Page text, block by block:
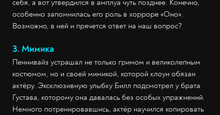
себя, а вот утвердился в амплуа чуть позднее. Конечно,
особенно запомнилась его роль в хорроре «Оно».
Возможно, в ней и прячется ответ на наш вопрос?
3. Мимика
Пеннивайз устрашал не только гримом и великолепным
костюмом, но и своей мимикой, которой клоун обязан
актёру. Эксклюзивную улыбку Билл подсмотрел у брата
Густава, которому она давалась без особых упражнений.
Немного потренировавшись, актёр научился копировать